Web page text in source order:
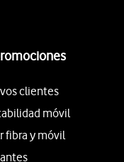
clientes
móvil
fibra y móvil